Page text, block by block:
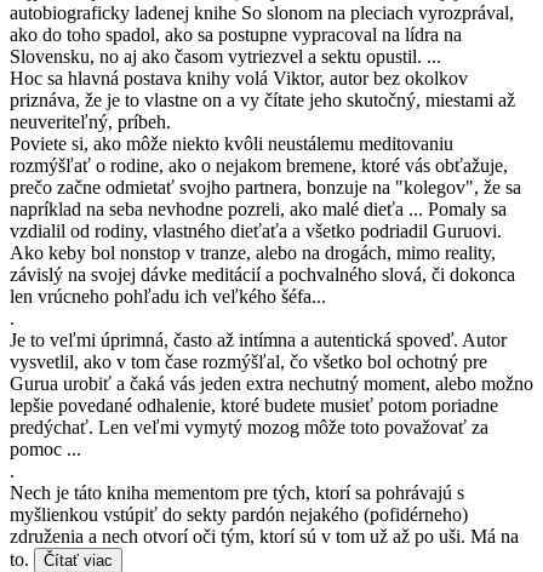
autobiograficky ladenej knihe So slonom na pleciach vyrozprával,
ako do toho spadol, ako sa postupne vypracoval na lídra na
Slovensku, no aj ako časom vytriezvel a sektu opustil. ...
Hoc sa hlavná postava knihy volá Viktor, autor bez okolkov
priznáva, že je to vlastne on a vy čítate jeho skutočný, miestami až
neuveriteľný, príbeh.
Poviete si, ako môže niekto kvôli neustálemu meditovaniu
rozmýšľať o rodine, ako o nejakom bremene, ktoré vás obťažuje,
prečo začne odmietať svojho partnera, bonzuje na "kolegov", že sa
napríklad na seba nevhodne pozreli, ako malé dieťa ... Pomaly sa
vzdialil od rodiny, vlastného dieťaťa a všetko podriadil Guruovi.
Ako keby bol nonstop v tranze, alebo na drogách, mimo reality,
závislý na svojej dávke meditácií a pochvalného slová, či dokonca
len vrúcneho pohľadu ich veľkého šéfa...
.
Je to veľmi úprimná, často až intímna a autentická spoveď. Autor
vysvetlil, ako v tom čase rozmýšľal, čo všetko bol ochotný pre
Gurua urobiť a čaká vás jeden extra nechutný moment, alebo možno
lepšie povedané odhalenie, ktoré budete musieť potom poriadne
predýchať. Len veľmi vymytý mozog môže toto považovať za
pomoc ...
.
Nech je táto kniha mementom pre tých, ktorí sa pohrávajú s
myšlienkou vstúpiť do sekty pardón nejakého (pofidérneho)
združenia a nech otvorí oči tým, ktorí sú v tom už až po uši. Má na
to.
Čítať viac